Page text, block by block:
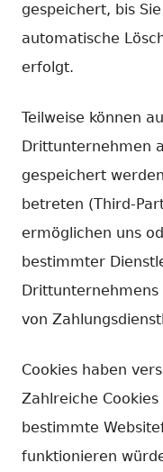
gespeichert, bis
automatische
erfolgt.
Teilweise können
Drittunternehmen
gespeichert
betreten (Third-
ermöglichen uns
bestimmter
Drittunternehmens
von
Cookies haben
Zahlreiche
bestimmte
funktionieren